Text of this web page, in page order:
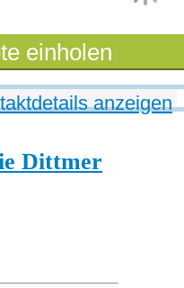
einholen
Dittmer
anzeigen